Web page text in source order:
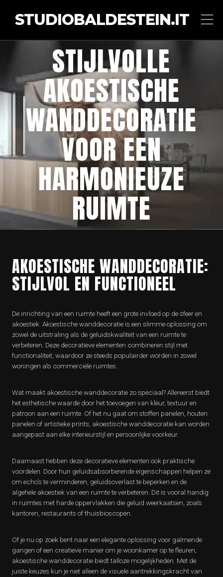
STUDIOBALDESTEIN.IT
STIJLVOLLE
AKOESTISCHE
WANDDECORATIE
VOOR EEN
HARMONIEUZE
RUIMTE
AKOESTISCHE WANDDECORATIE:
STIJLVOL EN FUNCTIONEEL
De inrichting van een ruimte heeft een grote invloed op de sfeer en
akoestiek. Akoestische wanddecoratie is een slimme oplossing om
zowel de uitstraling als de geluidskwaliteit van een ruimte te
verbeteren. Deze decoratieve elementen combineren stijl met
functionaliteit, waardoor ze steeds populairder worden in zowel
woningen als commerciële ruimtes.
Wat maakt akoestische wanddecoratie zo speciaal? Allereerst biedt
het esthetische waarde door het toevoegen van kleur, textuur en
patroon aan een ruimte. Of het nu gaat om stoffen panelen, houten
panelen of artistieke prints, akoestische wanddecoratie kan worden
aangepast aan elke interieurstijl en persoonlijke voorkeur.
Daarnaast hebben deze decoratieve elementen ook praktische
voordelen. Door hun geluidsabsorberende eigenschappen helpen ze
om echo’s te verminderen, geluidsoverlast te beperken en de
algehele akoestiek van een ruimte te verbeteren. Dit is vooral handig
in ruimtes met harde oppervlakken die geluid weerkaatsen, zoals
kantoren, restaurants of thuisbioscopen.
Of je nu op zoek bent naar een elegante oplossing voor galmende
gangen of een creatieve manier om je woonkamer op te fleuren,
akoestische wanddecoratie biedt talloze mogelijkheden. Met de
juiste keuzes kun je niet alleen de visuele aantrekkingskracht van